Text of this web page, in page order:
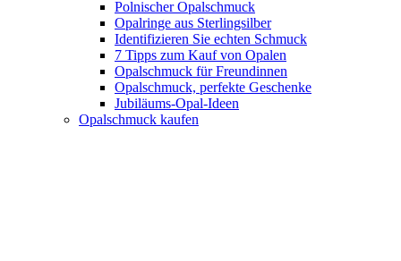
Polnischer Opalschmuck
Opalringe aus Sterlingsilber
Identifizieren Sie echten Schmuck
7 Tipps zum Kauf von Opalen
Opalschmuck für Freundinnen
Opalschmuck, perfekte Geschenke
Jubiläums-Opal-Ideen
Opalschmuck kaufen